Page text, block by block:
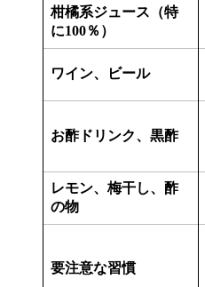
柑橘系ジュース（特
に100％）
ワイン、ビール
お酢ドリンク、黒酢
レモン、梅干し、酢
の物
要注意な習慣